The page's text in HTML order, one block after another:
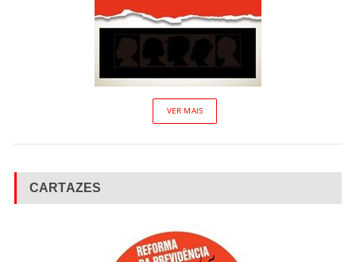
VER MAIS
CARTAZES